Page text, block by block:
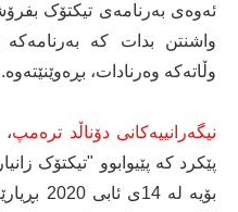
ئەوەی بەرنامەی تیکتۆک
واشنتن بدات کە
وڵاتەکە وەرنادات، بڕەوێنێتەوە.
نیگەرانییەکانی دۆناڵد ترەمپ
پێکرد کە پێیوابوو "تیکتۆک
بۆیە لە